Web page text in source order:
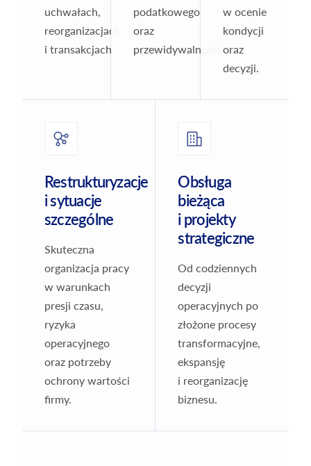
uchwałach,
reorganizacjach
i transakcjach.
podatkowego
oraz
przewidywalności.
w ocenie
kondycji
oraz
decyzji.
Restrukturyzacje
i sytuacje
szczególne
Skuteczna
organizacja pracy
w warunkach
presji czasu,
ryzyka
operacyjnego
oraz potrzeby
ochrony wartości
firmy.
Obsługa
bieżąca
i projekty
strategiczne
Od codziennych
decyzji
operacyjnych po
złożone procesy
transformacyjne,
ekspansję
i reorganizację
biznesu.